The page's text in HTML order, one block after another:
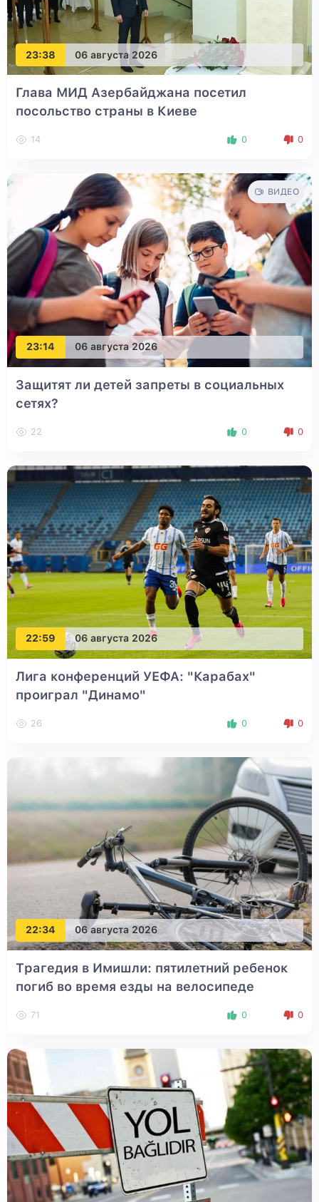
23:38 06 августа 2026
Глава МИД Азербайджана посетил
посольство страны в Киеве
14 0 0
23:14 06 августа 2026
ВИДЕО
Защитят ли детей запреты в социальных
сетях?
22 0 0
22:59 06 августа 2026
Лига конференций УЕФА: "Карабах"
проиграл "Динамо"
26 0 0
22:34 06 августа 2026
Трагедия в Имишли: пятилетний ребенок
погиб во время езды на велосипеде
71 0 0